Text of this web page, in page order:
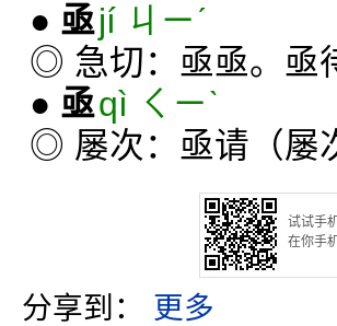
● 亟jí ㄐㄧˊ
◎ 急切：亟亟。亟
● 亟qì ㄑㄧˋ
◎ 屡次：亟请（屡
试试手
在你手
分享到： 更多